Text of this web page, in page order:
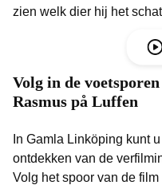
zien welk dier hij het
Volg in de
Rasmus på Luffen
In Gamla Linköping kunt
ontdekken van de
Volg het spoor van de